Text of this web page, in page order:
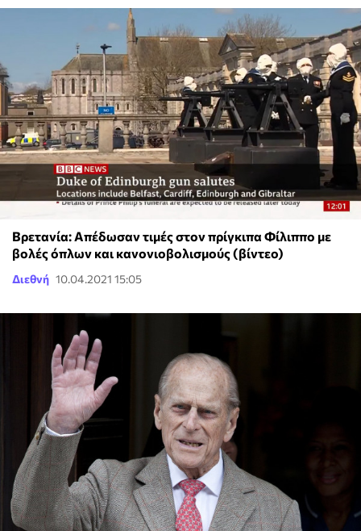
Bρετανία: Απέδωσαν τιμές στον πρίγκιπα Φίλιππο με
βολές όπλων και κανονιοβολισμούς (βίντεο)
Διεθνή 10.04.2021 15:05